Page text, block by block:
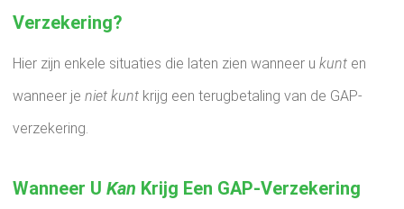
Verzekering?
Hier zijn enkele situaties die laten zien wanneer u kunt en
wanneer je niet kunt krijg een terugbetaling van de GAP-
verzekering.
Wanneer U Kan Krijg Een GAP-Verzekering